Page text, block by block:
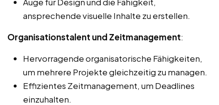
ansprechende visuelle Inhalte zu erstellen.
Organisationstalent und Zeitmanagement:
Hervorragende organisatorische Fähigkeiten,
um mehrere Projekte gleichzeitig zu managen.
Effizientes Zeitmanagement, um Deadlines
einzuhalten.